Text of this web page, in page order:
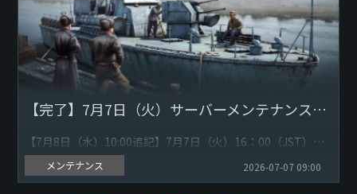
【完了】7月7日（火）サーバーメンテナンスのお知らせ
【7月8日（水）10:00追記】7月7日（火）16：00（JST）よ
り実施しておりましたメンテナンスが完了いたしました。メ
ンテナンスにご協力いただきありがとうございました。
...
メンテナンス 2026-07-07 09:00